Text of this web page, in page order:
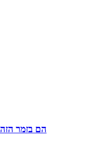
Hem Ba’zemer Ha’zeh - הם בזמר הזה